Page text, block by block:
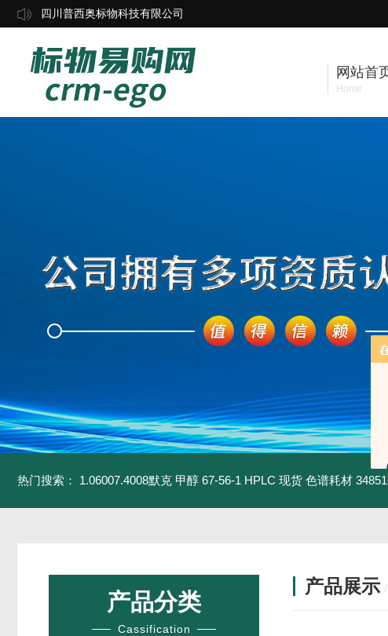
四川普西奥标物科技有限公司
网站首
Home
热门搜索： 1.06007.4008默克 甲醇 67-56-1 HPLC 现货 色谱耗材
产品分类
Cassification
产品展示